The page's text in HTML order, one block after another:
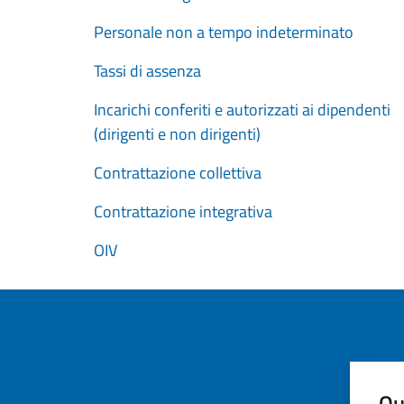
Personale non a tempo indeterminato
Tassi di assenza
Incarichi conferiti e autorizzati ai dipendenti
(dirigenti e non dirigenti)
Contrattazione collettiva
Contrattazione integrativa
OIV